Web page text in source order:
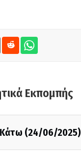
Εκπομπής
(24/06/2025)